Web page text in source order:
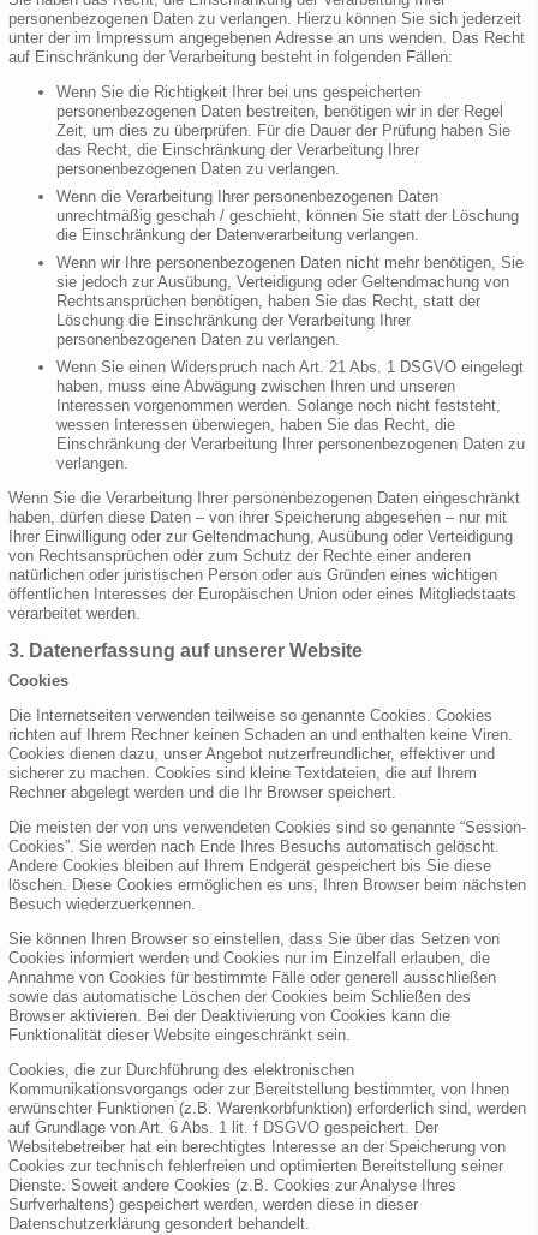
personenbezogenen Daten zu verlangen. Hierzu können Sie sich jederzeit
unter der im Impressum angegebenen Adresse an uns wenden. Das Recht
auf Einschränkung der Verarbeitung besteht in folgenden Fällen:
Wenn Sie die Richtigkeit Ihrer bei uns gespeicherten
personenbezogenen Daten bestreiten, benötigen wir in der Regel
Zeit, um dies zu überprüfen. Für die Dauer der Prüfung haben Sie
das Recht, die Einschränkung der Verarbeitung Ihrer
personenbezogenen Daten zu verlangen.
Wenn die Verarbeitung Ihrer personenbezogenen Daten
unrechtmäßig geschah / geschieht, können Sie statt der Löschung
die Einschränkung der Datenverarbeitung verlangen.
Wenn wir Ihre personenbezogenen Daten nicht mehr benötigen, Sie
sie jedoch zur Ausübung, Verteidigung oder Geltendmachung von
Rechtsansprüchen benötigen, haben Sie das Recht, statt der
Löschung die Einschränkung der Verarbeitung Ihrer
personenbezogenen Daten zu verlangen.
Wenn Sie einen Widerspruch nach Art. 21 Abs. 1 DSGVO eingelegt
haben, muss eine Abwägung zwischen Ihren und unseren
Interessen vorgenommen werden. Solange noch nicht feststeht,
wessen Interessen überwiegen, haben Sie das Recht, die
Einschränkung der Verarbeitung Ihrer personenbezogenen Daten zu
verlangen.
Wenn Sie die Verarbeitung Ihrer personenbezogenen Daten eingeschränkt
haben, dürfen diese Daten – von ihrer Speicherung abgesehen – nur mit
Ihrer Einwilligung oder zur Geltendmachung, Ausübung oder Verteidigung
von Rechtsansprüchen oder zum Schutz der Rechte einer anderen
natürlichen oder juristischen Person oder aus Gründen eines wichtigen
öffentlichen Interesses der Europäischen Union oder eines Mitgliedstaats
verarbeitet werden.
3. Datenerfassung auf unserer Website
Cookies
Die Internetseiten verwenden teilweise so genannte Cookies. Cookies
richten auf Ihrem Rechner keinen Schaden an und enthalten keine Viren.
Cookies dienen dazu, unser Angebot nutzerfreundlicher, effektiver und
sicherer zu machen. Cookies sind kleine Textdateien, die auf Ihrem
Rechner abgelegt werden und die Ihr Browser speichert.
Die meisten der von uns verwendeten Cookies sind so genannte “Session-
Cookies”. Sie werden nach Ende Ihres Besuchs automatisch gelöscht.
Andere Cookies bleiben auf Ihrem Endgerät gespeichert bis Sie diese
löschen. Diese Cookies ermöglichen es uns, Ihren Browser beim nächsten
Besuch wiederzuerkennen.
Sie können Ihren Browser so einstellen, dass Sie über das Setzen von
Cookies informiert werden und Cookies nur im Einzelfall erlauben, die
Annahme von Cookies für bestimmte Fälle oder generell ausschließen
sowie das automatische Löschen der Cookies beim Schließen des
Browser aktivieren. Bei der Deaktivierung von Cookies kann die
Funktionalität dieser Website eingeschränkt sein.
Cookies, die zur Durchführung des elektronischen
Kommunikationsvorgangs oder zur Bereitstellung bestimmter, von Ihnen
erwünschter Funktionen (z.B. Warenkorbfunktion) erforderlich sind, werden
auf Grundlage von Art. 6 Abs. 1 lit. f DSGVO gespeichert. Der
Websitebetreiber hat ein berechtigtes Interesse an der Speicherung von
Cookies zur technisch fehlerfreien und optimierten Bereitstellung seiner
Dienste. Soweit andere Cookies (z.B. Cookies zur Analyse Ihres
Surfverhaltens) gespeichert werden, werden diese in dieser
Datenschutzerklärung gesondert behandelt.